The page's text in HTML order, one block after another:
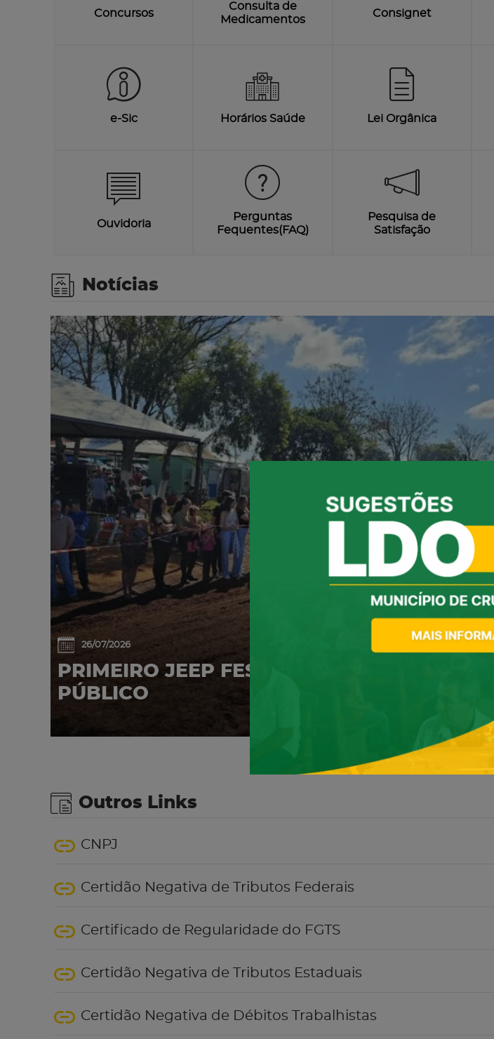
Concursos
Consulta de
Medicamentos
Consignet
e-Sic Horários Saúde Lei Orgânica
Ouvidoria
Perguntas
Fequentes(FAQ)
Pesquisa de
Satisfação
Notícias
26/07/2026
PRIMEIRO JEEP FEST ATRAIU GRANDE
PÚBLICO
Outros Links
CNPJ
Certidão Negativa de Tributos Federais
Certificado de Regularidade do FGTS
Certidão Negativa de Tributos Estaduais
Certidão Negativa de Débitos Trabalhistas